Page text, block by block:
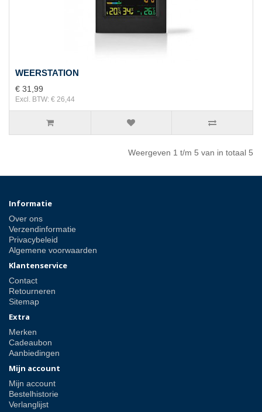
WEERSTATION
€ 31,99
Excl. BTW: € 26,44
Weergeven 1 t/m 5 van in totaal 5
Informatie
Over ons
Verzendinformatie
Privacybeleid
Algemene voorwaarden
Klantenservice
Contact
Retourneren
Sitemap
Extra
Merken
Cadeaubon
Aanbiedingen
Mijn account
Mijn account
Bestelhistorie
Verlanglijst